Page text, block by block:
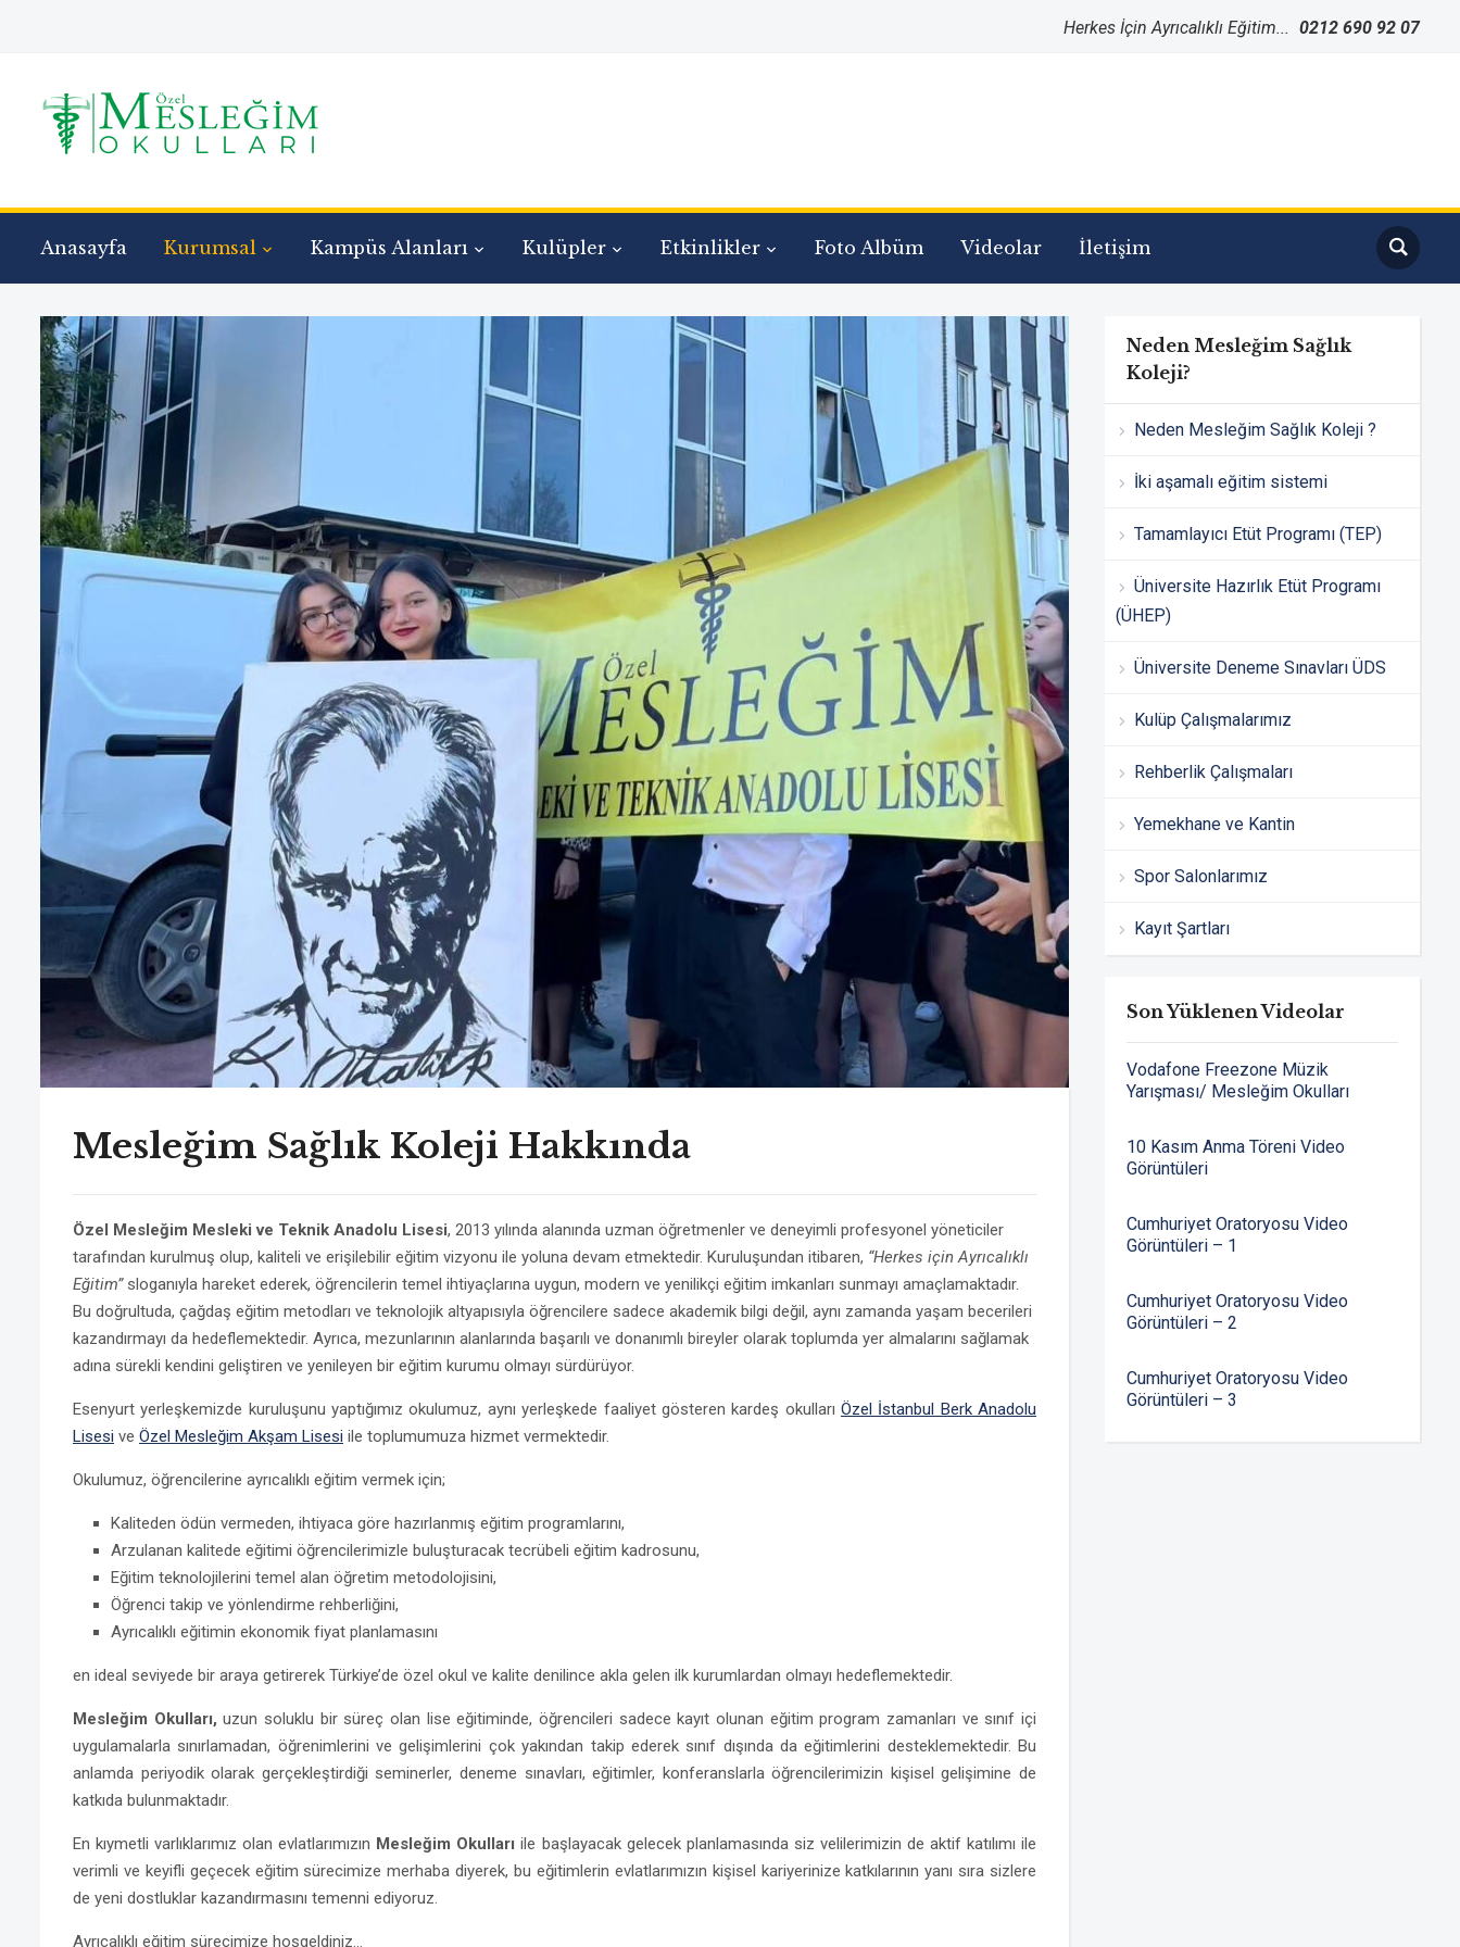
Herkes İçin Ayrıcalıklı Eğitim... 0212 690 92 07
Anasayfa Kurumsal Kampüs Alanları Kulüpler Etkinlikler Foto Albüm Videolar İletişim
Mesleğim Sağlık Koleji Hakkında
Özel Mesleğim Mesleki ve Teknik Anadolu Lisesi, 2013 yılında alanında uzman öğretmenler ve deneyimli profesyonel yöneticiler
tarafından kurulmuş olup, kaliteli ve erişilebilir eğitim vizyonu ile yoluna devam etmektedir. Kuruluşundan itibaren, “Herkes için Ayrıcalıklı
Eğitim”sloganıyla hareket ederek, öğrencilerin temel ihtiyaçlarına uygun, modern ve yenilikçi eğitim imkanları sunmayı amaçlamaktadır.
Bu doğrultuda, çağdaş eğitim metodları ve teknolojik altyapısıyla öğrencilere sadece akademik bilgi değil, aynı zamanda yaşam becerileri
kazandırmayı da hedeflemektedir. Ayrıca, mezunlarının alanlarında başarılı ve donanımlı bireyler olarak toplumda yer almalarını sağlamak
adına sürekli kendini geliştiren ve yenileyen bir eğitim kurumu olmayı sürdürüyor.
Esenyurt yerleşkemizde kuruluşunu yaptığımız okulumuz, aynı yerleşkede faaliyet gösteren kardeş okulları Özel İstanbul Berk Anadolu
Lisesi ve Özel Mesleğim Akşam Lisesi ile toplumumuza hizmet vermektedir.
Okulumuz, öğrencilerine ayrıcalıklı eğitim vermek için;
Kaliteden ödün vermeden, ihtiyaca göre hazırlanmış eğitim programlarını,
Arzulanan kalitede eğitimi öğrencilerimizle buluşturacak tecrübeli eğitim kadrosunu,
Eğitim teknolojilerini temel alan öğretim metodolojisini,
Öğrenci takip ve yönlendirme rehberliğini,
Ayrıcalıklı eğitimin ekonomik fiyat planlamasını
en ideal seviyede bir araya getirerek Türkiye’de özel okul ve kalite denilince akla gelen ilk kurumlardan olmayı hedeflemektedir.
Mesleğim Okulları, uzun soluklu bir süreç olan lise eğitiminde, öğrencileri sadece kayıt olunan eğitim program zamanları ve sınıf içi
uygulamalarla sınırlamadan, öğrenimlerini ve gelişimlerini çok yakından takip ederek sınıf dışında da eğitimlerini desteklemektedir. Bu
anlamda periyodik olarak gerçekleştirdiği seminerler, deneme sınavları, eğitimler, konferanslarla öğrencilerimizin kişisel gelişimine de
katkıda bulunmaktadır.
En kıymetli varlıklarımız olan evlatlarımızın Mesleğim Okulları ile başlayacak gelecek planlamasında siz velilerimizin de aktif katılımı ile
verimli ve keyifli geçecek eğitim sürecimize merhaba diyerek, bu eğitimlerin evlatlarımızın kişisel kariyerinize katkılarının yanı sıra sizlere
de yeni dostluklar kazandırmasını temenni ediyoruz.
Ayrıcalıklı eğitim sürecimize hoşgeldiniz…
Neden Mesleğim Sağlık
Koleji?
Neden Mesleğim Sağlık Koleji ?
İki aşamalı eğitim sistemi
Tamamlayıcı Etüt Programı (TEP)
Üniversite Hazırlık Etüt Programı
(ÜHEP)
Üniversite Deneme Sınavları ÜDS
Kulüp Çalışmalarımız
Rehberlik Çalışmaları
Yemekhane ve Kantin
Spor Salonlarımız
Kayıt Şartları
Son Yüklenen Videolar
Vodafone Freezone Müzik
Yarışması/ Mesleğim Okulları
10 Kasım Anma Töreni Video
Görüntüleri
Cumhuriyet Oratoryosu Video
Görüntüleri – 1
Cumhuriyet Oratoryosu Video
Görüntüleri – 2
Cumhuriyet Oratoryosu Video
Görüntüleri – 3